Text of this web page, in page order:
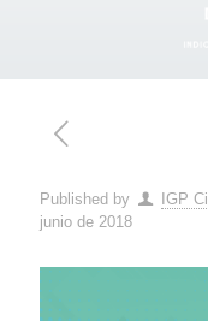
Published by IGP
junio de 2018